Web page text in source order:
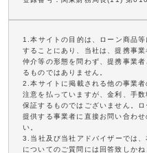
1.本サイトの目的は、ローン商品
することにあり、当社は、提携事
仲介等の形態を問わず、提携事業
るものではありません。
2.本サイトに掲載される他の事業
注意を払っていますが、金利、手
保証するものではございません。
提供する事業者に直接お問い合わ
い。
3.当社及び当社アドバイザーでは
についてのご質問には回答致しか